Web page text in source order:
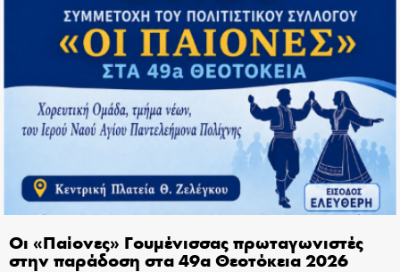
Οι «Παίονες» Γουμένισσας πρωταγωνιστές
στην παράδοση στα 49α Θεοτόκεια 2026